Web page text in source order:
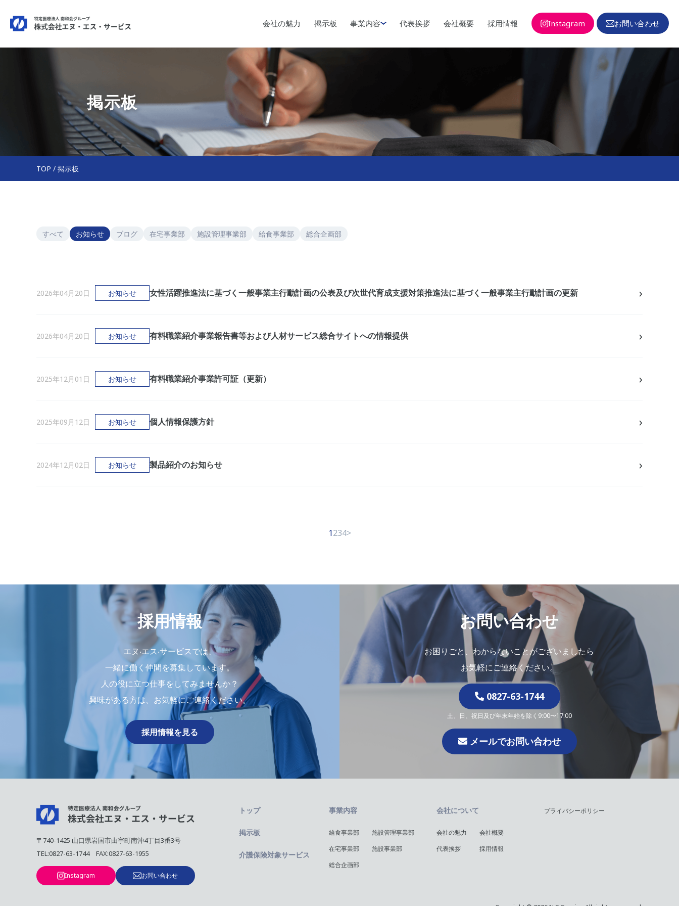
会社の魅力 掲示板 事業内容 代表挨拶 会社概要 採用情報 Instagram お問い合わせ
掲示板
TOP / 掲示板
すべて お知らせ ブログ 在宅事業部 施設管理事業部 給食事業部 総合企画部
2026年04月20日 お知らせ 女性活躍推進法に基づく一般事業主行動計画の公表及び次世代育成支援対策推進法に基づく一般事業主行動計画の更新 ›
2026年04月20日 お知らせ 有料職業紹介事業報告書等および人材サービス総合サイトへの情報提供 ›
2025年12月01日 お知らせ 有料職業紹介事業許可証（更新） ›
2025年09月12日 お知らせ 個人情報保護方針 ›
2024年12月02日 お知らせ 製品紹介のお知らせ ›
1234>
採用情報
エヌ‧エス‧サービスでは、
⼀緒に働く仲間を募集しています。
人の役に立つ仕事をしてみませんか？
興味がある⽅は、お気軽にご連絡ください。
採用情報を見る
お問い合わせ
お困りごと、わからないことがございましたら
お気軽にご連絡ください。
0827-63-1744
土、日、祝日及び年末年始を除く9:00〜17:00
メールでお問い合わせ
〒740-1425 山口県岩国市由宇町南沖4丁目3番3号
TEL:0827-63-1744FAX:0827-63-1955
Instagram お問い合わせ
トップ
掲示板
介護保険対象サービス
事業内容
給食事業部
施設管理事業部
在宅事業部
施設事業部
総合企画部
会社について
会社の魅力
会社概要
代表挨拶
採用情報
プライバシーポリシー